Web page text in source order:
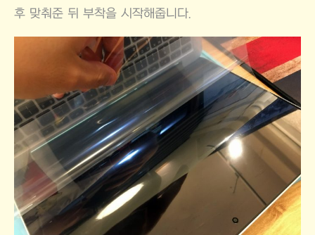
후 맞춰준 뒤 부착을 시작해줍니다.